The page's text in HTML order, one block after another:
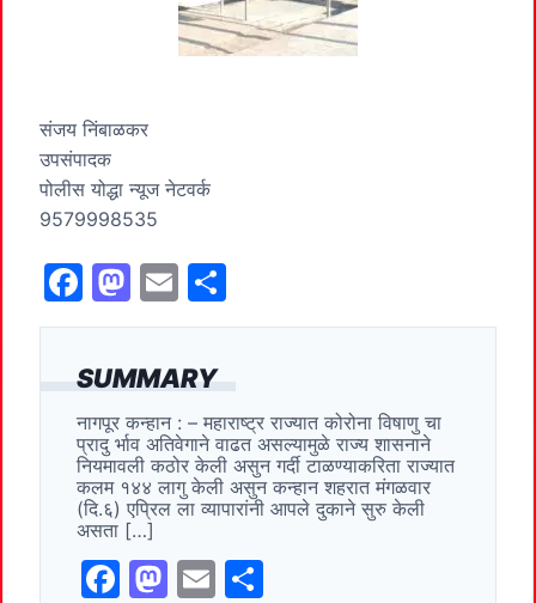
SUMMARY
नागपूर कन्हान : – महाराष्ट्र राज्यात कोरोना विषाणु चा
प्रादु र्भाव अतिवेगाने वाढत असल्यामुळे राज्य शासनाने
नियमावली कठोर केली असुन गर्दी टाळण्याकरिता राज्यात
कलम १४४ लागु केली असुन कन्हान शहरात मंगळवार
(दि.६) एप्रिल ला व्यापारांनी आपले दुकाने सुरु केली
असता […]
F
M E
संजय निंबाळकर
उपसंपादक
पोलीस योद्धा न्यूज नेटवर्क
9579998535
F
a
c
e
b
o
o
k
M
a
st
o
d
o
n
E
m
ai
l
h